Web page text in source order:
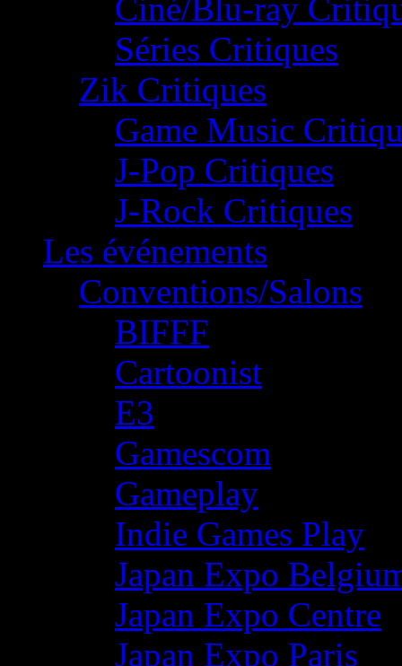
Ciné/Blu-ray
Séries Critiques
Zik Critiques
Game Music
J-Pop Critiques
J-Rock Critiques
Les événements
Conventions/Salons
BIFFF
Cartoonist
E3
Gamescom
Gameplay
Indie Games Play
Japan Expo
Japan Expo Centre
Japan Expo Paris